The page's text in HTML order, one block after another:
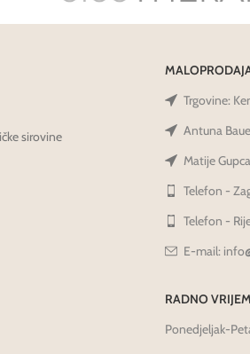
sirovine
Trgovine:
Antuna
Matije
Telefon -
Telefon -
E-mail:
RADNO
Ponedjeljak-